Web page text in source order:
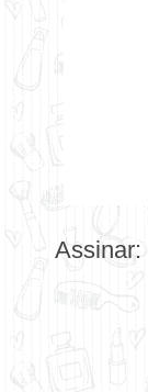
Assinar: